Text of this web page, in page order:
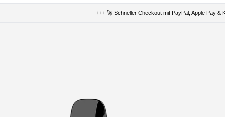
+++ 🚀 Schneller Checkout mit PayPal, Apple Pay &